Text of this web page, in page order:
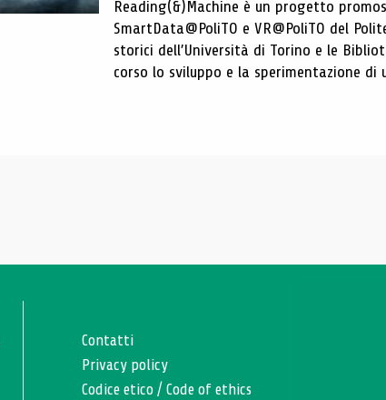
Reading(&)Machine è un progetto
SmartData@PoliTO e VR@PoliTO del
storici dell’Università di Torino e le
corso lo sviluppo e la sperimentazione di
Contatti
Privacy policy
Codice etico /Code of ethics